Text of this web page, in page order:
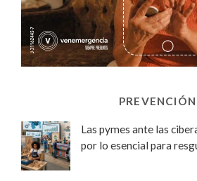
PREVENCIÓN
Las pymes ante las
por lo esencial para